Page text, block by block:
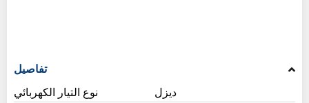
تفاصيل
نوع التيار الكهربائي
ديزل